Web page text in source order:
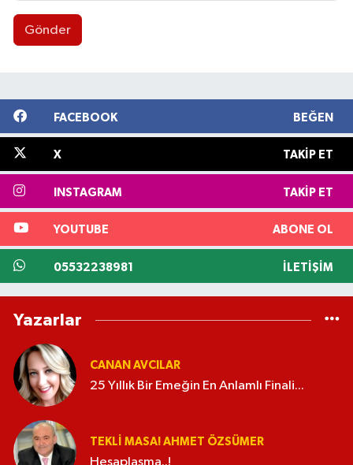
Gönder
FACEBOOK BEĞEN
X TAKIP ET
INSTAGRAM TAKIP ET
YOUTUBE ABONE OL
05532238981 İLETIŞIM
Yazarlar
CANAN AVCILAR
25 Yıllık Bir Emeğin En Anlamlı Finali...
TEKLI MASA! AHMET ÖZSÜMER
Hesaplaşma..!